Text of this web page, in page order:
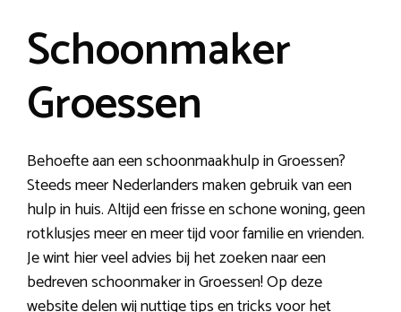
Schoonmaker
Groessen
Behoefte aan een schoonmaakhulp in Groessen?
Steeds meer Nederlanders maken gebruik van een
hulp in huis. Altijd een frisse en schone woning, geen
rotklusjes meer en meer tijd voor familie en vrienden.
Je wint hier veel advies bij het zoeken naar een
bedreven schoonmaker in Groessen! Op deze
website delen wij nuttige tips en tricks voor het